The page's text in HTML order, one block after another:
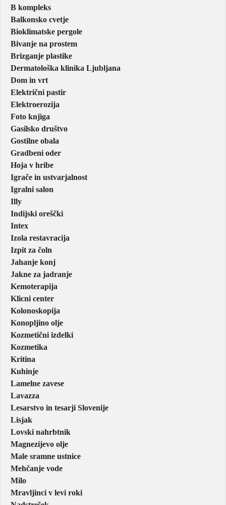
B kompleks
Balkonsko cvetje
Bioklimatske pergole
Bivanje na prostem
Brizganje plastike
Dermatološka klinika Ljubljana
Dom in vrt
Električni pastir
Elektroerozija
Foto knjiga
Gasilsko društvo
Gostilne obala
Gradbeni oder
Hoja v hribe
Igrače in ustvarjalnost
Igralni salon
Illy
Indijski oreščki
Intex
Izola restavracija
Izpit za čoln
Jahanje konj
Jakne za jadranje
Kemoterapija
Klicni center
Kolonoskopija
Konopljino olje
Kozmetični izdelki
Kozmetika
Kritina
Kuhinje
Lamelne zavese
Lavazza
Lesarstvo in tesarji Slovenije
Lisjak
Lovski nahrbtnik
Magnezijevo olje
Male sramne ustnice
Mehčanje vode
Milo
Mravljinci v levi roki